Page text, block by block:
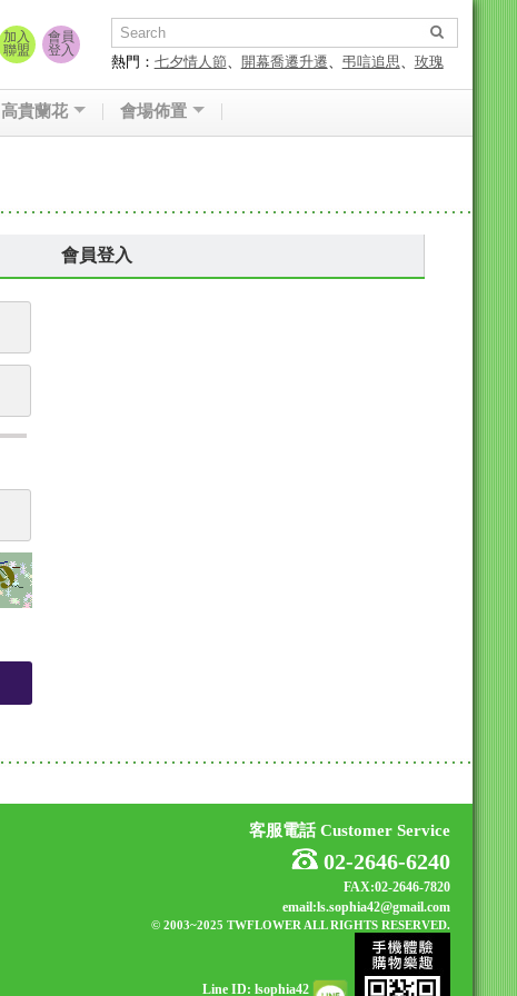
熱門： 七夕情人節、 開幕喬遷升遷、 弔唁追思、 玫瑰
花束
加入
聯盟
會員
登入
高貴蘭花 會場佈置
會員登入
客服電話 Customer Service
02-2646-6240
FAX:02-2646-7820
email:ls.sophia42@gmail.com
© 2003~2025 TWFLOWER ALL RIGHTS RESERVED.
Line ID: lsophia42